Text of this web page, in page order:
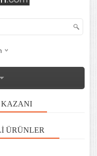
KAZANI
ÜRÜNLER